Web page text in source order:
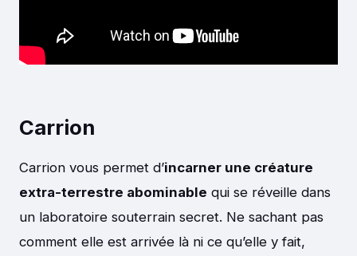
Carrion
Carrion vous permet d’incarner une créature
extra-terrestre abominable qui se réveille dans
un laboratoire souterrain secret. Ne sachant pas
comment elle est arrivée là ni ce qu’elle y fait,